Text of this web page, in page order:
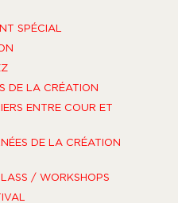
SPÉCIAL
DE LA CRÉATION
ENTRE COUR ET
DE LA CRÉATION
/ WORKSHOPS